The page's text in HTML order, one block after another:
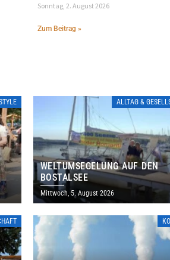
Sonntag, 2. August 2026
Zum Beitrag »
ALLTAG &
WELTUMSEGELUNG AUF DEN
BOSTALSEE
Mittwoch, 5. August 2026